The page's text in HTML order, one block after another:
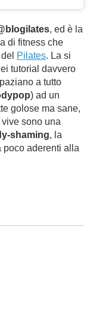
, ed è la
di fitness che
Pilates. La si
tutorial davvero
a tutto
) ad un
golose ma sane,
vive sono una
shaming, la
poco aderenti alla